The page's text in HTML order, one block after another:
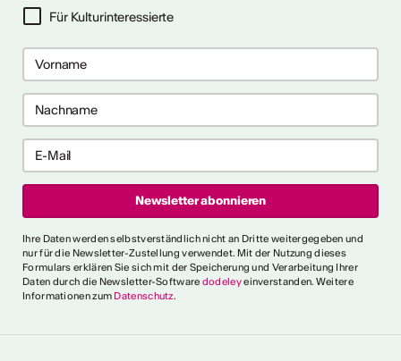
2027 in Prag
bis 28. April 2027) ist ein 10-
für Recherche-,
Es bietet
kollektive Begleitung und
10. September
choreografische
urbaner Tanz
Espace Culture
Für Kulturinteressierte
Ihre Daten werden selbstverständlich nicht an Dritte weitergegeben und
nur für die Newsletter-Zustellung verwendet. Mit der Nutzung dieses
Formulars erklären Sie sich mit der Speicherung und Verarbeitung Ihrer
Daten durch die Newsletter-Software dodeleyeinverstanden. Weitere
Informationen zum Datenschutz.